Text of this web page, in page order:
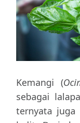
Kemangi (
sebagai
ternyata juga